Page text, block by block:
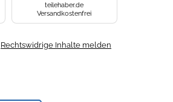
teilehaber.de
Versandkostenfrei
Rechtswidrige Inhalte melden